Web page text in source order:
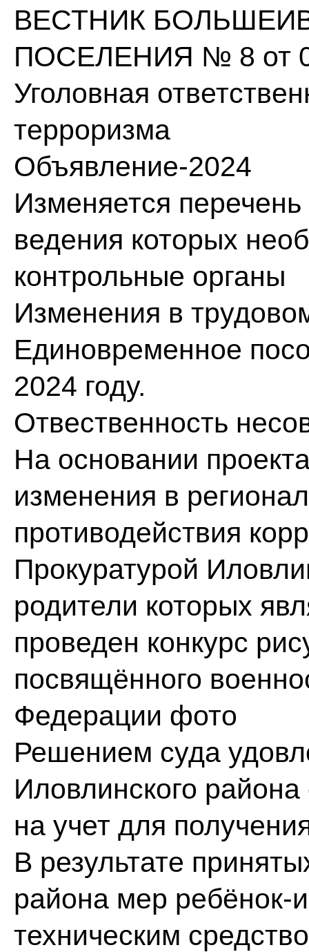
ВЕСТНИК
ПОСЕЛЕНИЯ № 8 от
Уголовная
терроризма
Объявление-2024
Изменяется
ведения которых
контрольные органы
Изменения в
Единовременное
2024 году.
Отвественность
На основании
изменения в
противодействия
Прокуратурой
родители которых
проведен конкурс
посвящённого
Федерации фото
Решением суда
Иловлинского
на учет для
В результате
района мер ребёнок-
техническим